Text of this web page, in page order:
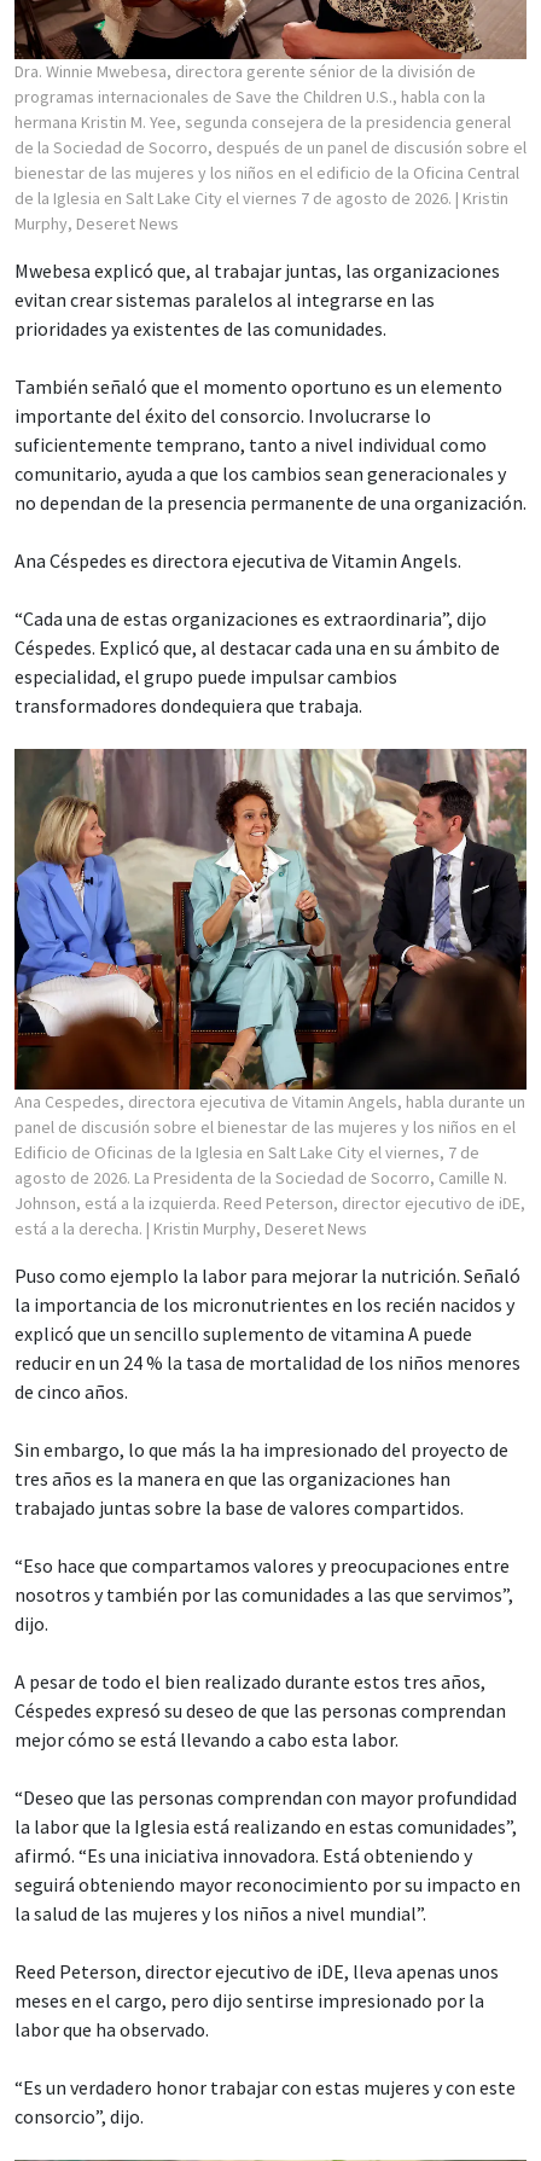
Dra. Winnie Mwebesa, directora gerente sénior de la división de
programas internacionales de Save the Children U.S., habla con la
hermana Kristin M. Yee, segunda consejera de la presidencia general
de la Sociedad de Socorro, después de un panel de discusión sobre el
bienestar de las mujeres y los niños en el edificio de la Oficina Central
de la Iglesia en Salt Lake City el viernes 7 de agosto de 2026. | Kristin
Murphy, Deseret News
Mwebesa explicó que, al trabajar juntas, las organizaciones
evitan crear sistemas paralelos al integrarse en las
prioridades ya existentes de las comunidades.
También señaló que el momento oportuno es un elemento
importante del éxito del consorcio. Involucrarse lo
suficientemente temprano, tanto a nivel individual como
comunitario, ayuda a que los cambios sean generacionales y
no dependan de la presencia permanente de una organización.
Ana Céspedes es directora ejecutiva de Vitamin Angels.
“Cada una de estas organizaciones es extraordinaria”, dijo
Céspedes. Explicó que, al destacar cada una en su ámbito de
especialidad, el grupo puede impulsar cambios
transformadores dondequiera que trabaja.
Ana Cespedes, directora ejecutiva de Vitamin Angels, habla durante un
panel de discusión sobre el bienestar de las mujeres y los niños en el
Edificio de Oficinas de la Iglesia en Salt Lake City el viernes, 7 de
agosto de 2026. La Presidenta de la Sociedad de Socorro, Camille N.
Johnson, está a la izquierda. Reed Peterson, director ejecutivo de iDE,
está a la derecha. | Kristin Murphy, Deseret News
Puso como ejemplo la labor para mejorar la nutrición. Señaló
la importancia de los micronutrientes en los recién nacidos y
explicó que un sencillo suplemento de vitamina A puede
reducir en un 24 % la tasa de mortalidad de los niños menores
de cinco años.
Sin embargo, lo que más la ha impresionado del proyecto de
tres años es la manera en que las organizaciones han
trabajado juntas sobre la base de valores compartidos.
“Eso hace que compartamos valores y preocupaciones entre
nosotros y también por las comunidades a las que servimos”,
dijo.
A pesar de todo el bien realizado durante estos tres años,
Céspedes expresó su deseo de que las personas comprendan
mejor cómo se está llevando a cabo esta labor.
“Deseo que las personas comprendan con mayor profundidad
la labor que la Iglesia está realizando en estas comunidades”,
afirmó. “Es una iniciativa innovadora. Está obteniendo y
seguirá obteniendo mayor reconocimiento por su impacto en
la salud de las mujeres y los niños a nivel mundial”.
Reed Peterson, director ejecutivo de iDE, lleva apenas unos
meses en el cargo, pero dijo sentirse impresionado por la
labor que ha observado.
“Es un verdadero honor trabajar con estas mujeres y con este
consorcio”, dijo.